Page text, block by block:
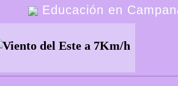
Educación en